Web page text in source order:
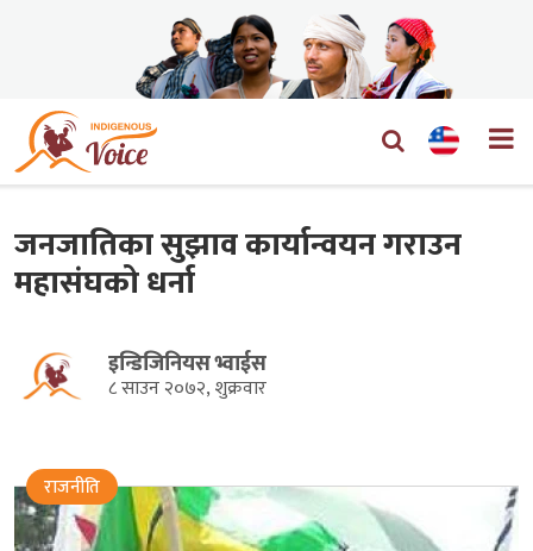
जनजातिका सुझाव कार्यान्वयन गराउन
महासंघको धर्ना
इन्डिजिनियस भ्वाईस
८ साउन २०७२, शुक्रवार
राजनीति